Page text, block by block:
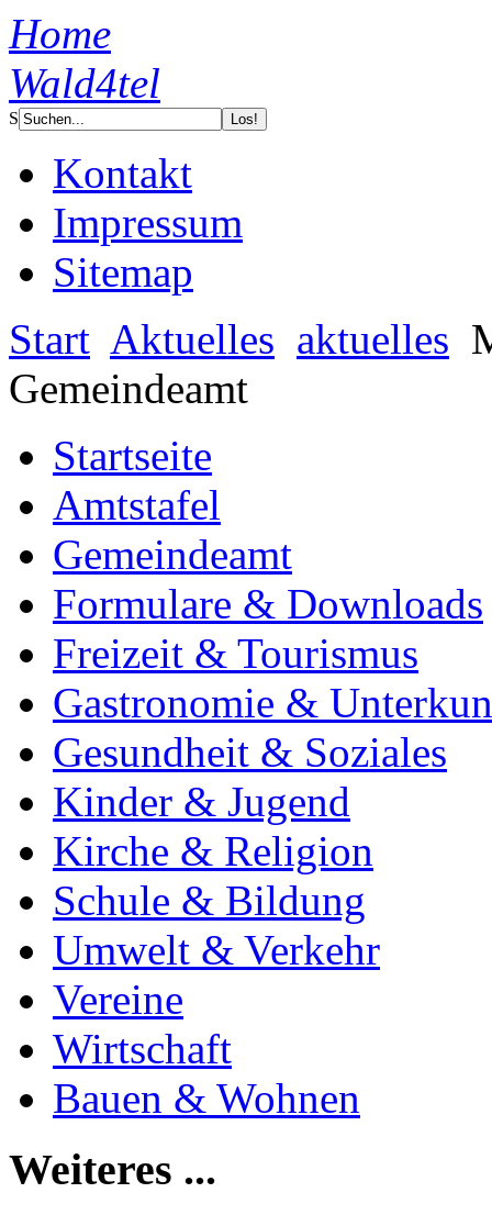
Home
Wald4tel
S
Kontakt
Impressum
Sitemap
Start Aktuelles aktuelles
Gemeindeamt
Startseite
Amtstafel
Gemeindeamt
Formulare & Downloads
Freizeit & Tourismus
Gastronomie &
Gesundheit & Soziales
Kinder & Jugend
Kirche & Religion
Schule & Bildung
Umwelt & Verkehr
Vereine
Wirtschaft
Bauen & Wohnen
Weiteres ...